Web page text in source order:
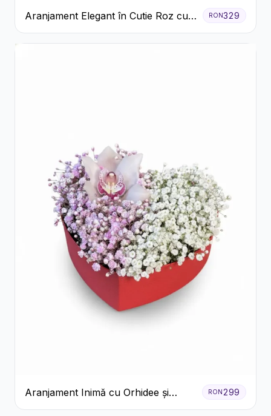
Aranjament Elegant în Cutie Roz cu
Trandafiri și Gerbera
RON329
Aranjament Inimă cu Orhidee și
Floarea Miresei
RON 299